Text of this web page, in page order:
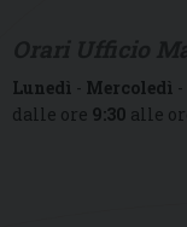
Lunedì - Mercoledì -
dalle ore 9:30 alle